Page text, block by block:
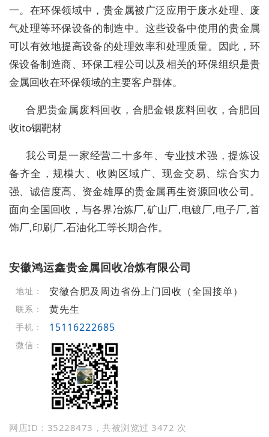
一。在环保领域中，贵金属被广泛应用于废水处理、废
气处理等环保设备的制造中。这些设备中使用的贵金属
可以有效地提高设备的处理效率和处理质量。因此，环
保设备制造商、环保工程公司以及相关的环保组织是贵
金属回收在环保领域的主要客户群体。
合肥贵金属废料回收，合肥金银废料回收，合肥回
收ito铟靶材
我公司是一家经营二十多年、专业技术强，提炼设
备齐全，规模大、收购区域广、现金交易、综合实力
强、诚信度高、资金雄厚的贵金属再生资源回收公司。
面向全国回收，与各界冶炼厂,矿山厂,电镀厂,电子厂,首
饰厂,印刷厂,石油化工等长期合作。
安徽鸿运鑫贵金属回收冶炼有限公司
地址： 安徽合肥及周边省份上门回收（全国接单）
联系： 黄先生
手机： 15116222685
微信：
网店ID：35228473，共被浏览过 3472 次